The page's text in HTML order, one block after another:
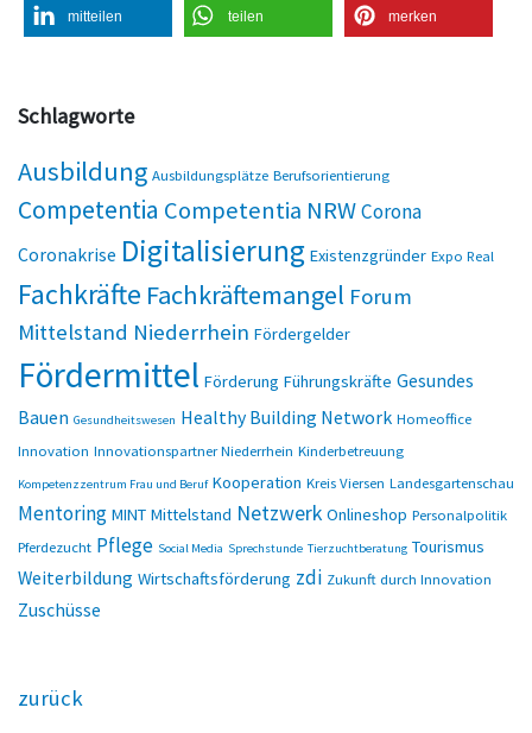
mitteilen teilen merken
Schlagworte
Ausbildung Ausbildungsplätze Berufsorientierung
Competentia Competentia NRWCorona
Coronakrise Digitalisierung Existenzgründer Expo Real
Fachkräfte Fachkräftemangel Forum
Mittelstand Niederrhein Fördergelder
Fördermittel Förderung Führungskräfte Gesundes
Bauen Gesundheitswesen Healthy Building Network Homeoffice
Innovation Innovationspartner Niederrhein Kinderbetreuung
Kompetenzzentrum Frau und Beruf Kooperation Kreis Viersen Landesgartenschau
Mentoring MINT Mittelstand Netzwerk Onlineshop Personalpolitik
Pferdezucht Pflege Social Media Sprechstunde Tierzuchtberatung Tourismus
Weiterbildung Wirtschaftsförderung zdi Zukunft durch Innovation
Zuschüsse
zurück